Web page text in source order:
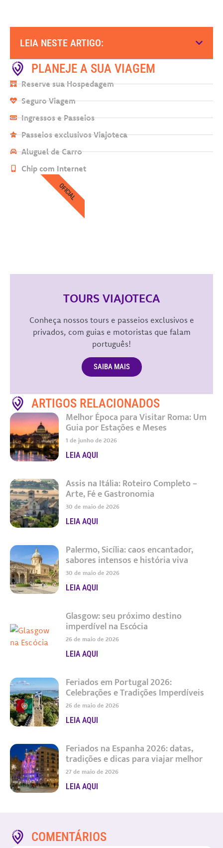
LEIA NESTE ARTIGO:
PLANEJE A SUA VIAGEM
Reserve sua Hospedagem
Seguro Viagem
Ingressos e Passeios
Passeios exclusivos Viajoteca
Aluguel de Carro
Chip com Internet
TOURS VIAJOTECA
Conheça nossos tours e passeios exclusivos e
privados, com guias e motoristas que falam
português!
SAIBA MAIS
OFICIAL
ARTIGOS RELACIONADOS
Melhor Época para Visitar Roma: Um
Guia por Estações e Meses
1 de junho de 2026
LEIA AQUI
Assis na Itália: Roteiro Completo –
Arte, Fé e Gastronomia
30 de maio de 2026
LEIA AQUI
Palermo, Sicília: caos encantador,
sabores intensos e história viva
30 de maio de 2026
LEIA AQUI
Glasgow: seu próximo destino
imperdível na Escócia
26 de maio de 2026
LEIA AQUI
Feriados em Portugal 2026:
Celebrações e Tradições Imperdíveis
26 de maio de 2026
LEIA AQUI
Feriados na Espanha 2026: datas,
tradições e dicas para viajar melhor
27 de maio de 2026
LEIA AQUI
COMENTÁRIOS